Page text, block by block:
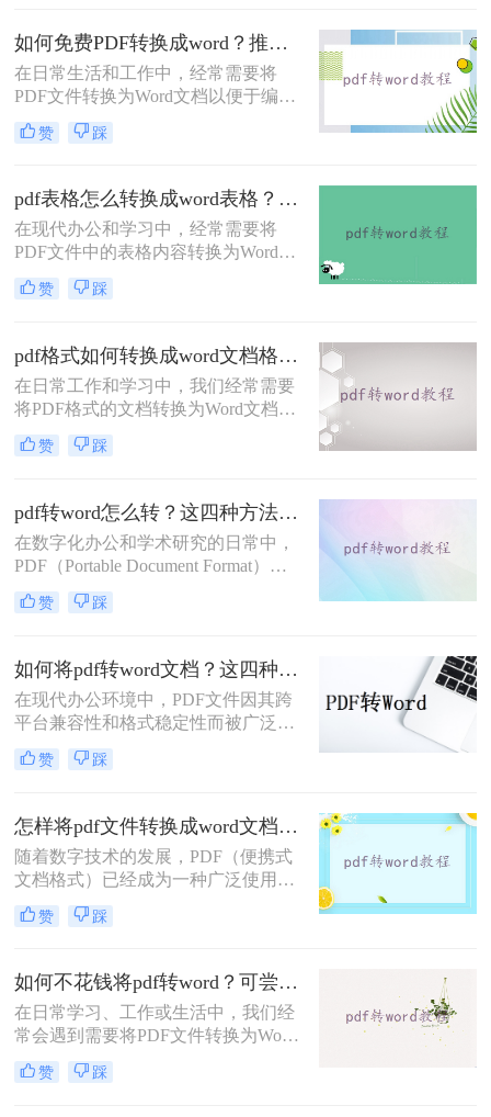
用。那么电脑怎么pdf转word免费呢？
本文将介绍三种在电脑上免费将PDF
转换为Word文档的方法。
如何免费PDF转换成word？推荐3个实用转换方法！
在日常生活和工作中，经常需要将
PDF文件转换为Word文档以便于编辑
和修改。幸运的是，有多种免费的方
法可以实现这一目标。那么如何免费
几种常用的免费PDF转Word的方法，
帮助用户高效地完成转换工作。
赞 踩
pdf表格怎么转换成word表格？这4种方法很常见！
在现代办公和学习中，经常需要将
PDF文件中的表格内容转换为Word表
格以便于编辑和修改。那么pdf表格怎
么转换成word表格呢？以下将详细介
有效方法，帮助用户高效完成转换工
作。
赞 踩
pdf格式如何转换成word文档格式？教你三个PDF转换方法！
在日常工作和学习中，我们经常需要
将PDF格式的文档转换为Word文档格
式，以便进行编辑、修改或格式调
整。PDF虽然以其跨平台兼容性和安
Word文档。那么pdf格式如何转换成
word文档格式呢？本文将介绍三种将
PDF转换为Word文档格式的实用方
法，帮助您轻松应对这一需求。
赞 踩
pdf转word怎么转？这四种方法帮你轻松转换!
在数字化办公和学术研究的日常中，
PDF（Portable Document Format）文
档因其优秀的跨平台兼容性和格式稳
定性而广受欢迎。然而，当我们需要
会发现Word文档更加便捷高效。因
此，将PDF转换为Word文档成为了一
项重要且常见的任务。那么pdf转word
怎么转呢？本文将详细介绍几种将
PDF转换为Word文档的实用方法，帮
助您轻松应对这一挑战。
赞 踩
如何将pdf转word文档？这四种方法教会你！
在现代办公环境中，PDF文件因其跨
平台兼容性和格式稳定性而被广泛使
用。然而，在某些情况下，用户可能
需要将PDF文件转换成Word文档，以
那么如何将pdf转word文档呢？本文将
介绍几种常见的方法来实现这一转换
过程。
赞 踩
怎样将pdf文件转换成word文档？这三种方法任你选择！
随着数字技术的发展，PDF（便携式
文档格式）已经成为一种广泛使用的
文件格式，用于共享文档而不改变其
外观。然而，在某些情况下，我们可
以便能够轻松地对其进行编辑。本文
将指导您怎样将pdf文件转换成word文
档。
赞 踩
如何不花钱将pdf转word？可尝试这4种方法！
在日常学习、工作或生活中，我们经
常会遇到需要将PDF文件转换为Word
文档的情况，以便进行编辑、修改或
格式调整。然而，市面上许多专业的
赞 踩